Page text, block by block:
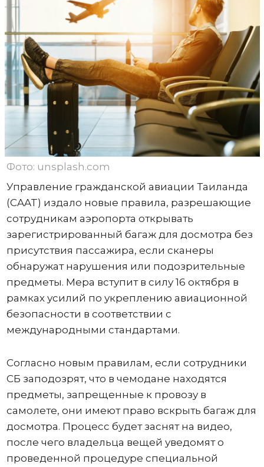
Фото: unsplash.com
Управление гражданской авиации Таиланда
(CAAT) издало новые правила, разрешающие
сотрудникам аэропорта открывать
зарегистрированный багаж для досмотра без
присутствия пассажира, если сканеры
обнаружат нарушения или подозрительные
предметы. Мера вступит в силу 16 октября в
рамках усилий по укреплению авиационной
безопасности в соответствии с
международными стандартами.
Согласно новым правилам, если сотрудники
СБ заподозрят, что в чемодане ​​находятся
предметы, запрещенные к провозу в
самолете, они имеют право вскрыть багаж для
досмотра. Процесс будет заснят на видео,
после чего владельца вещей уведомят о
проведенной процедуре специальной